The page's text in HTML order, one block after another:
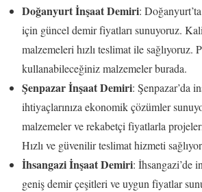
Doğanyurt İnşaat Demiri:
için güncel demir fiyatları sunuyoruz.
malzemeleri hızlı teslimat ile sağlıyoruz.
kullanabileceğiniz malzemeler burada.
Şenpazar İnşaat Demiri: Şenpazar’da
ihtiyaçlarınıza ekonomik çözümler
malzemeler ve rekabetçi fiyatlarla
Hızlı ve güvenilir teslimat hizmeti
İhsangazi İnşaat Demiri: İhsangazi’de
geniş demir çeşitleri ve uygun fiyatlar